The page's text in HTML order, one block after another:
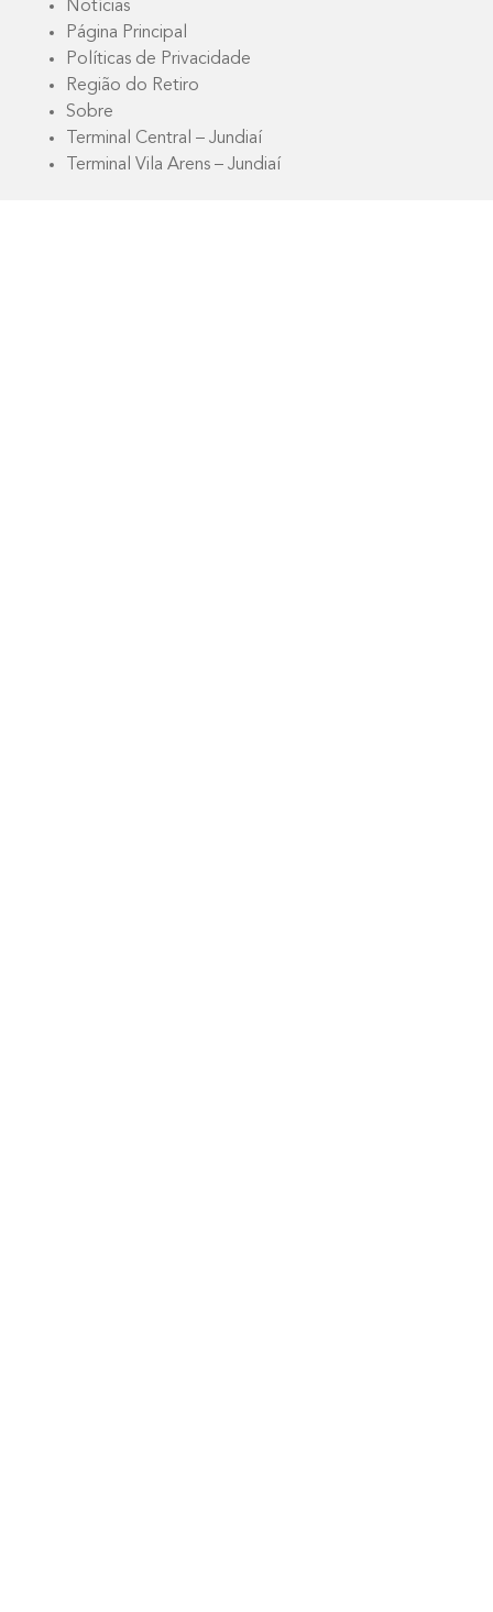
Notícias
Página Principal
Políticas de Privacidade
Região do Retiro
Sobre
Terminal Central – Jundiaí
Terminal Vila Arens – Jundiaí